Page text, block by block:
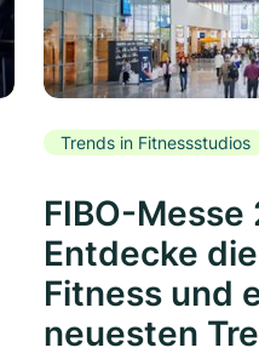
Trends in Fitnessstudios
FIBO-Messe
Entdecke
Fitness und
neuesten